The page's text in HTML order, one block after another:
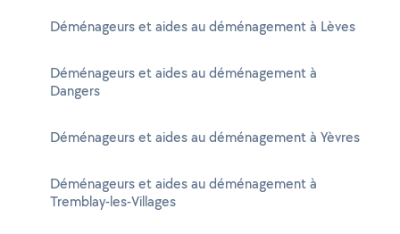
Déménageurs et aides au déménagement à Lèves
Déménageurs et aides au déménagement à
Dangers
Déménageurs et aides au déménagement à Yèvres
Déménageurs et aides au déménagement à
Tremblay-les-Villages